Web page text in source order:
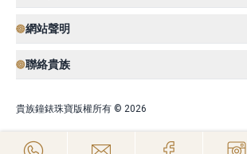
網站聲明
聯絡貴族
貴族鐘錶珠寶版權所有 © 2026